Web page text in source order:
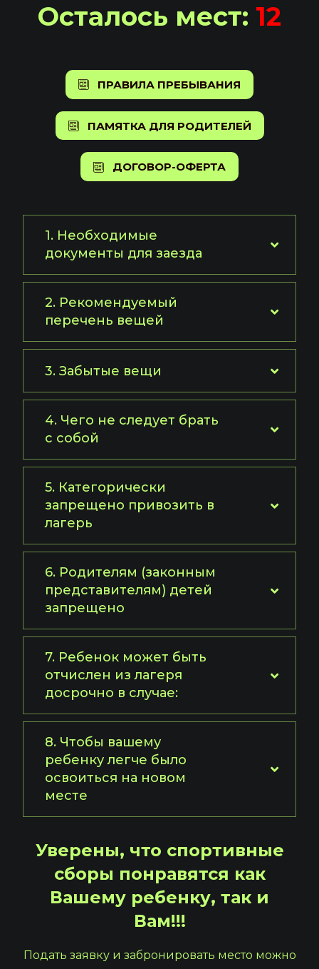
Осталось мест: 12
ПРАВИЛА ПРЕБЫВАНИЯ
ПАМЯТКА ДЛЯ РОДИТЕЛЕЙ
ДОГОВОР-ОФЕРТА
1. Необходимые
документы для заезда
2. Рекомендуемый
перечень вещей
3. Забытые вещи
4. Чего не следует брать
с собой
5. Категорически
запрещено привозить в
лагерь
6. Родителям (законным
представителям) детей
запрещено
7. Ребенок может быть
отчислен из лагеря
досрочно в случае:
8. Чтобы вашему
ребенку легче было
освоиться на новом
месте
Уверены, что спортивные
сборы понравятся как
Вашему ребенку, так и
Вам!!!
Подать заявку и забронировать место можно